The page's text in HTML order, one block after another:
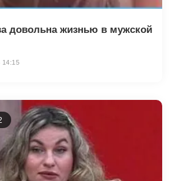
довольна жизнью в мужской